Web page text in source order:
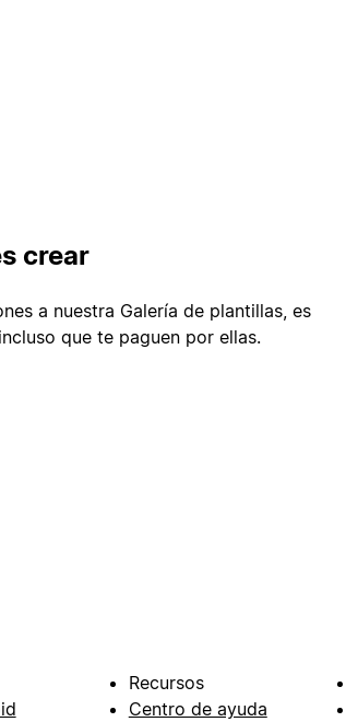
crear
a nuestra Galería de plantillas, es
que te paguen por ellas.
Recursos
Centro de ayuda